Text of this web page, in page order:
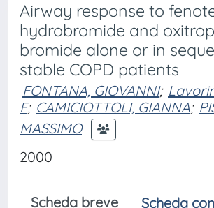
Airway response to
hydrobromide and
bromide alone or in
stable COPD patients
FONTANA, GIOVANNI;
F; CAMICIOTTOLI, GIANNA;
MASSIMO
2000
Scheda breve
Scheda